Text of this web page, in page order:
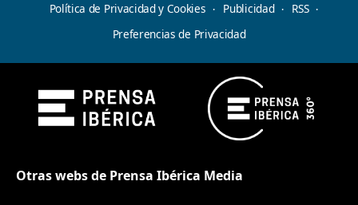
Política de Privacidad y Cookies
Publicidad
RSS
Preferencias de Privacidad
Otras webs de Prensa Ibérica Media